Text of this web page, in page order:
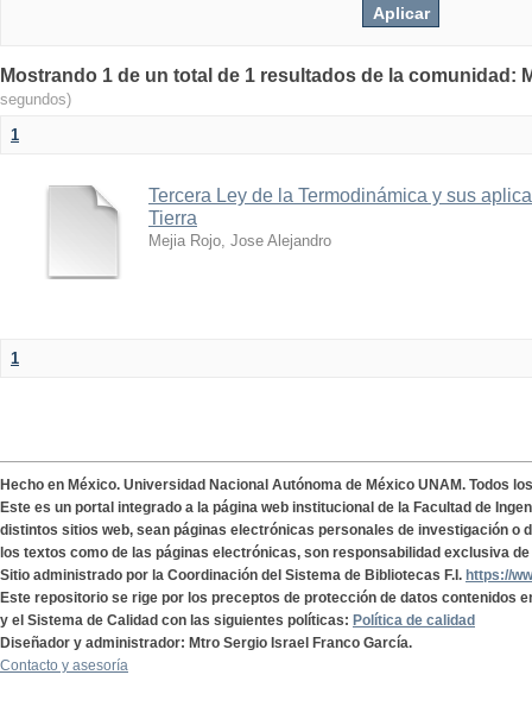
Mostrando 1 de un total de 1 resultados de la comunidad:
segundos)
1
Tercera Ley de la Termodinámica y sus
Tierra
Mejia Rojo, Jose Alejandro
1
Hecho en México. Universidad Nacional Autónoma de México UNAM. Todos
Este es un portal integrado a la página web institucional de la Facultad de
distintos sitios web, sean páginas electrónicas personales de investigación o
los textos como de las páginas electrónicas, son responsabilidad exclusiva
Sitio administrado por la Coordinación del Sistema de Bibliotecas F.I. https://
Este repositorio se rige por los preceptos de protección de datos contenidos
y el Sistema de Calidad con las siguientes políticas: Política de calidad
Diseñador y administrador: Mtro Sergio Israel Franco García.
Contacto y asesoría